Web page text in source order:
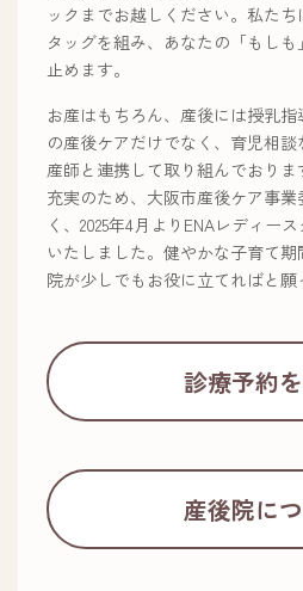
ックまでお越しください。私た
タッグを組み、あなたの「もし
止めます。
お産はもちろん、産後には授乳
の産後ケアだけでなく、育児相
産師と連携して取り組んでおり
充実のため、大阪市産後ケア事
く、2025年4月よりENAレディー
いたしました。健やかな子育て
院が少しでもお役に立てればと願
診療予約
産後院に